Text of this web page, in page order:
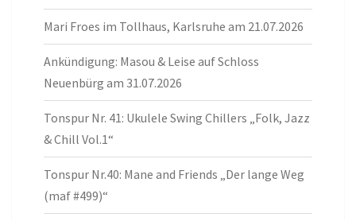
Mari Froes im Tollhaus, Karlsruhe am 21.07.2026
Ankündigung: Masou & Leise auf Schloss
Neuenbürg am 31.07.2026
Tonspur Nr. 41: Ukulele Swing Chillers „Folk, Jazz
& Chill Vol.1“
Tonspur Nr.40: Mane and Friends „Der lange Weg
(maf #499)“